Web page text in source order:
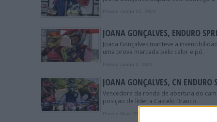
Posted Junho 12, 2021
JOANA GONÇALVES, ENDURO
Joana Gonçalves manteve a
uma prova marcada pelo calor e pó.
Posted Junho 3, 2021
JOANA GONÇALVES, CN
Vencedora da ronda de abertura do
posição de líder a Castelo Branco.
Posted Maio 29, 2021